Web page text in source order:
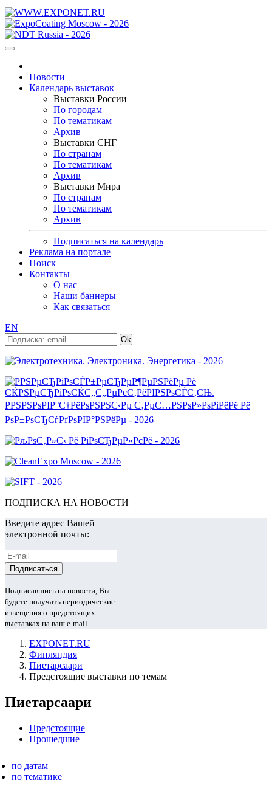
Новости
Календарь выставок
Выставки России
По городам
По тематикам
Архив
Выставки СНГ
По странам
По тематикам
Архив
Выставки Мира
По странам
По тематикам
Архив
Подписаться на календарь
Реклама на портале
Поиск
Контакты
О нас
Наши баннеры
Как связаться
EN
ПОДПИСКА НА НОВОСТИ
Введите адрес Вашей
электронной почты:
Подписавшись на новости, Вы
будете получать периодические
извещения о предстоящих
выставках на ваш e-mail.
EXPONET.RU
Финляндия
Пиетарсаари
Предстоящие выставки по темам
Пиетарсаари
Предстоящие
Прошедшие
по датам
по тематике